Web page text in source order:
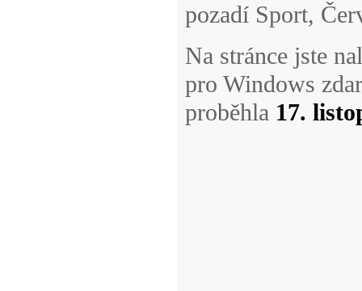
pozadí Sport,
Na stránce jste
pro Windows
proběhla 17.